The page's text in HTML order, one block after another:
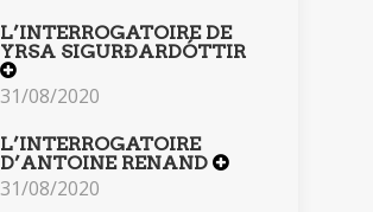
L’INTERROGATOIRE DE
YRSA SIGURÐARDÓTTIR
31/08/2020
L’INTERROGATOIRE
D’ANTOINE RENAND
31/08/2020